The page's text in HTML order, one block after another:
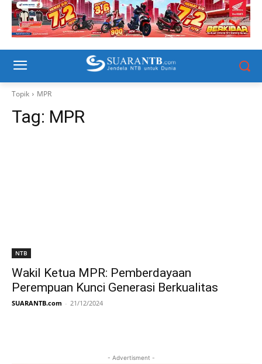
Topik MPR
Tag: MPR
NTB
Wakil Ketua MPR: Pemberdayaan
Perempuan Kunci Generasi Berkualitas
SUARANTB.com - 21/12/2024
- Advertisment -